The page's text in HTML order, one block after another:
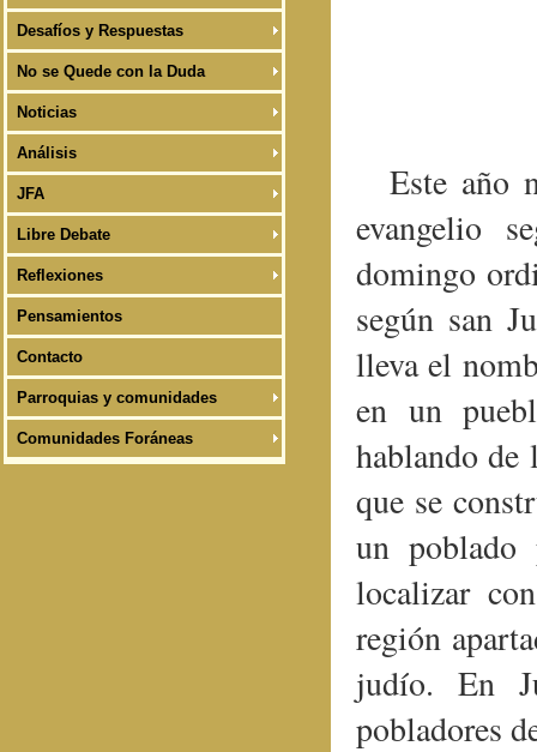
Desafíos y Respuestas
No se Quede con la Duda
Noticias
Análisis
JFA
Libre Debate
Reflexiones
Pensamientos
Contacto
Parroquias y comunidades
Comunidades Foráneas
Este año
evangelio
domingo
según san
lleva el
en un
hablando de
que se
un poblado
localizar
región
judío. En
pobladores